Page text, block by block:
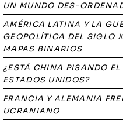
UN MUNDO DES-
AMÉRICA LATINA Y LA
GEOPOLÍTICA DEL SIGLO
MAPAS BINARIOS
¿ESTÁ CHINA PISANDO EL
ESTADOS UNIDOS?
FRANCIA Y ALEMANIA
UCRANIANO